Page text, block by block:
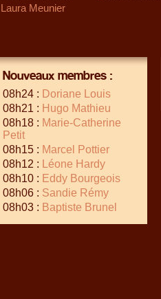
Laura Meunier
Nouveaux membres :
08h24 : Doriane Louis
08h21 : Hugo Mathieu
08h18 : Marie-Catherine
Petit
08h15 : Marcel Pottier
08h12 :
Léone Hardy
08h10 : Eddy Bourgeois
08h06 : Sandie Rémy
08h03 : Baptiste Brunel